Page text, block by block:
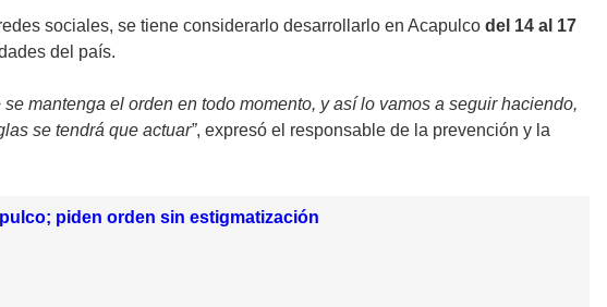
sociales, se tiene considerarlo desarrollarlo en Acapulco del 14 al 17
del país.
mantenga el orden en todo momento, y así lo vamos a seguir haciendo,
se tendrá que actuar”, expresó el responsable de la prevención y la
piden orden sin estigmatización